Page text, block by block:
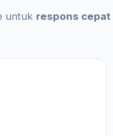
untuk respons cepat